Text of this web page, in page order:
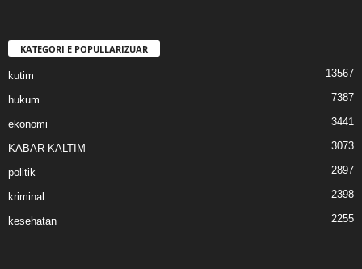
KATEGORI E POPULLARIZUAR
kutim 13567
hukum 7387
ekonomi 3441
KABAR KALTIM 3073
politik 2897
kriminal 2398
kesehatan 2255